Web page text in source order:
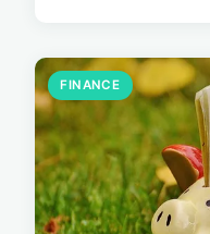
FINANCE